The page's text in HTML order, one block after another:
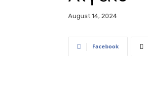
August 14, 2024
Facebook